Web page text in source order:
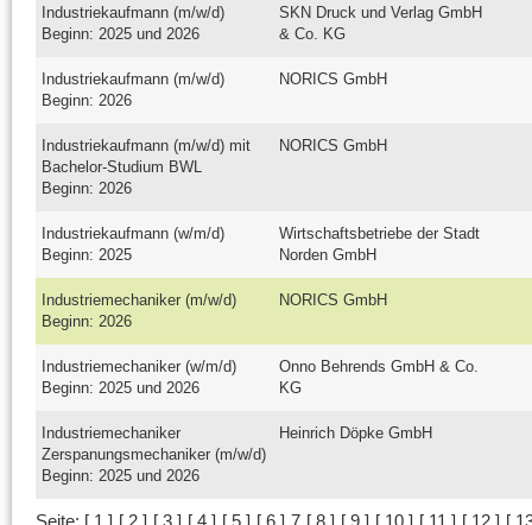
Industriekaufmann (m/w/d)
Beginn: 2025 und 2026
SKN Druck und Verlag GmbH
& Co. KG
Industriekaufmann (m/w/d)
Beginn: 2026
NORICS GmbH
Industriekaufmann (m/w/d) mit
Bachelor-Studium BWL
Beginn: 2026
NORICS GmbH
Industriekaufmann (w/m/d)
Beginn: 2025
Wirtschaftsbetriebe der Stadt
Norden GmbH
Industriemechaniker (m/w/d)
Beginn: 2026
NORICS GmbH
Industriemechaniker (w/m/d)
Beginn: 2025 und 2026
Onno Behrends GmbH & Co.
KG
Industriemechaniker
Zerspanungsmechaniker (m/w/d)
Beginn: 2025 und 2026
Heinrich Döpke GmbH